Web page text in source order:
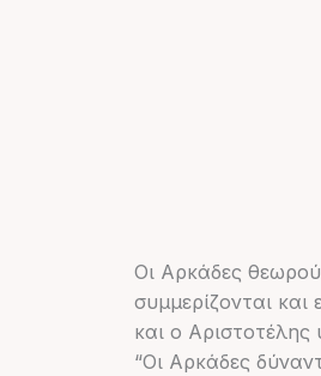
Οι Αρκάδες
συμμερίζονται
και ο
“Οι Αρκάδες